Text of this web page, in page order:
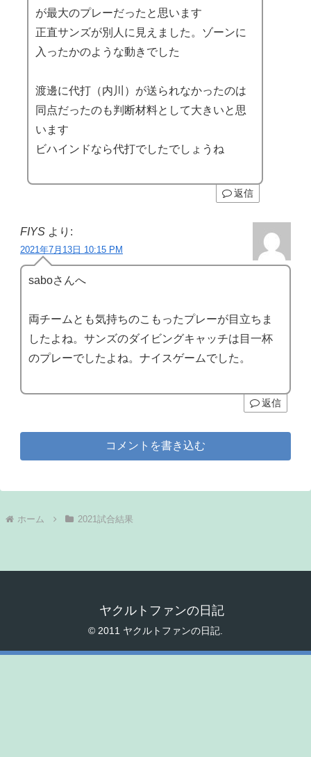
が最大のプレーだったと思います
正直サンズが別人に見えました。ゾーンに
入ったかのような動きでした
渡邊に代打（内川）が送られなかったのは
同点だったのも判断材料として大きいと思
います
ビハインドなら代打でしたでしょうね
返信
FIYS より:
2021年7月13日 10:15 PM
saboさんへ
両チームとも気持ちのこもったプレーが目立ちま
したよね。サンズのダイビングキャッチは目一杯
のプレーでしたよね。ナイスゲームでした。
返信
コメントを書き込む
ホーム 2021試合結果
ヤクルトファンの日記
© 2011 ヤクルトファンの日記.